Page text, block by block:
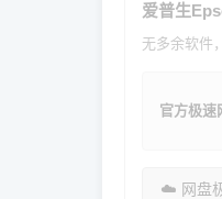
爱普生
无多余软件
官方极速
☁️ 网盘